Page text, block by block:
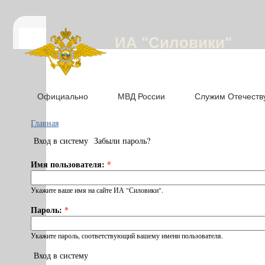
ИА "Силовики"
Официально МВД России Служим
Главная
Вход в систему Забыли пароль?
Имя пользователя: *
Укажите ваше имя на сайте ИА "Силовики".
Пароль: *
Укажите пароль, соответствующий вашему имени пользователя.
Вход в систему